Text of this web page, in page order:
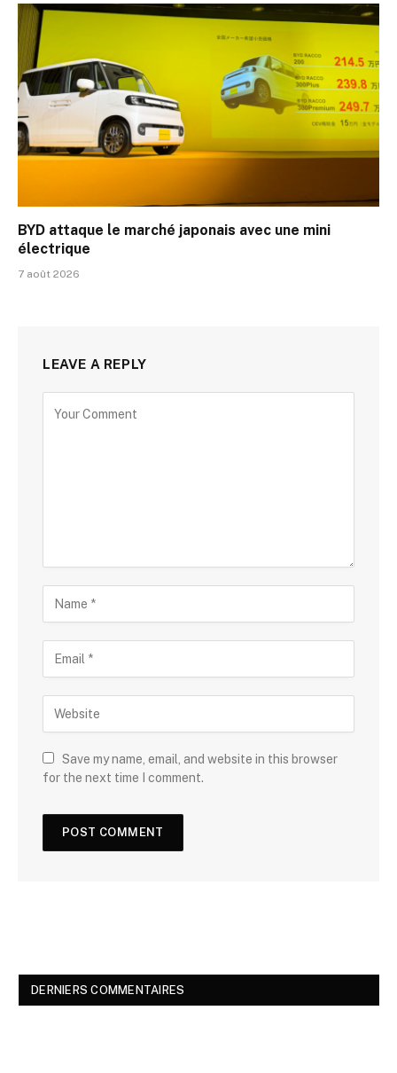
BYD attaque le marché japonais avec une mini
électrique
7 août 2026
LEAVE A REPLY
Save my name, email, and website in this browser
for the next time I comment.
DERNIERS COMMENTAIRES